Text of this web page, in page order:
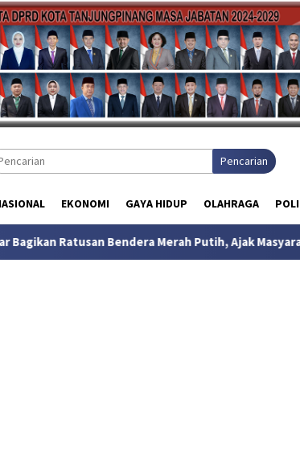
Pencarian
EKONOMI GAYA HIDUP OLAHRAGA
Merah Putih, Ajak Masyarakat Semarakkan